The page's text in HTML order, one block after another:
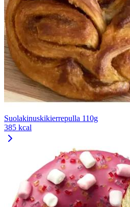
Suolakinuskikierrepulla 110g
385 kcal